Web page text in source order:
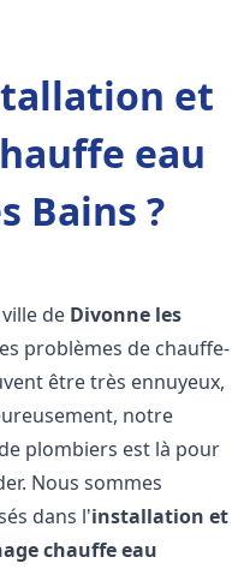
et
eau
Bains ?
de Divonne les
problèmes de chauffe-
être très ennuyeux,
notre
plombiers est là pour
Nous sommes
dans l'installation et
chauffe eau